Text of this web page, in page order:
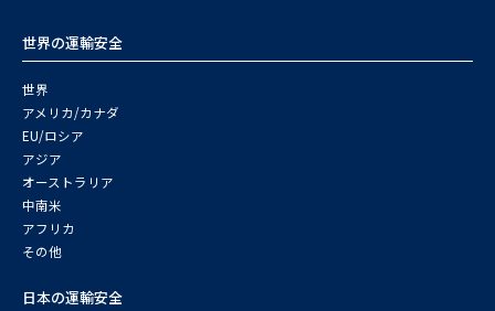
世界の運輸安全
世界
アメリカ/カナダ
EU/ロシア
アジア
オーストラリア
中南米
アフリカ
その他
日本の運輸安全